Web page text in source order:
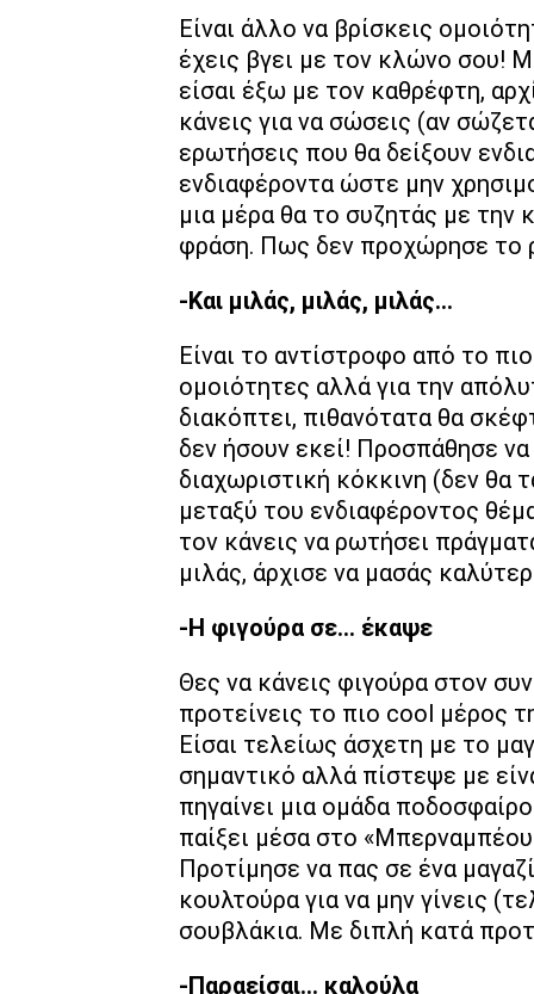
Είναι άλλο να βρίσκεις
έχεις βγει με τον κλώνο σου!
είσαι έξω με τον καθρέφτη,
κάνεις για να σώσεις (αν
ερωτήσεις που θα δείξουν
ενδιαφέροντα ώστε μην
μια μέρα θα το συζητάς με την
φράση. Πως δεν προχώρησε το
-Και μιλάς, μιλάς, μιλάς…
Είναι το αντίστροφο από το
ομοιότητες αλλά για την
διακόπτει, πιθανότατα θα
δεν ήσουν εκεί! Προσπάθησε
διαχωριστική κόκκινη (δεν
μεταξύ του ενδιαφέροντος
τον κάνεις να ρωτήσει
μιλάς, άρχισε να μασάς
-Η φιγούρα σε… έκαψε
Θες να κάνεις φιγούρα στον
προτείνεις το πιο cool μέρος
Είσαι τελείως άσχετη με το
σημαντικό αλλά πίστεψε με
πηγαίνει μια ομάδα
παίξει μέσα στο
Προτίμησε να πας σε ένα
κουλτούρα για να μην γίνεις
σουβλάκια. Με διπλή κατά
-Παραείσαι… καλούλα